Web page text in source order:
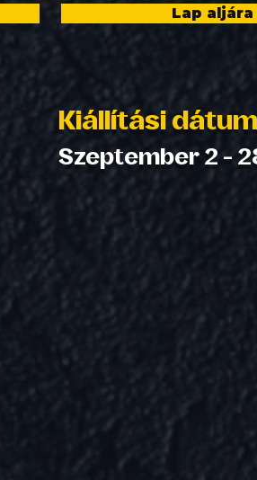
Lap
Kiállítási
Szeptember 2 -